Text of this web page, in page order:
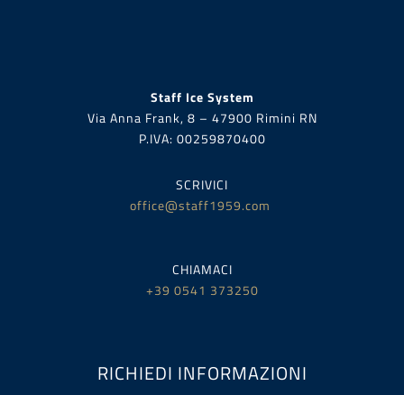
Staff Ice System
Via Anna Frank, 8 – 47900 Rimini RN
P.IVA: 00259870400
SCRIVICI
office@staff1959.com
CHIAMACI
+39 0541 373250
RICHIEDI INFORMAZIONI